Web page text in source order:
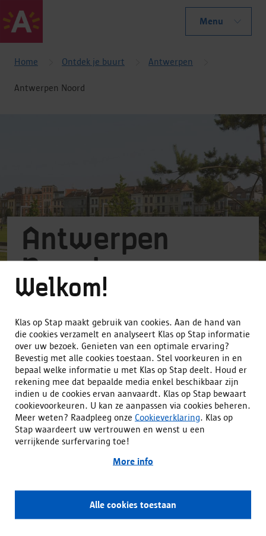
Welkom!
Klas op Stap maakt gebruik van cookies. Aan de hand van
die cookies verzamelt en analyseert Klas op Stap informatie
over uw bezoek. Genieten van een optimale ervaring?
Bevestig met alle cookies toestaan. Stel voorkeuren in en
bepaal welke informatie u met Klas op Stap deelt. Houd er
rekening mee dat bepaalde media enkel beschikbaar zijn
indien u de cookies ervan aanvaardt. Klas op Stap bewaart
cookievoorkeuren. U kan ze aanpassen via cookies beheren.
Meer weten? Raadpleeg onze Cookieverklaring. Klas op
Stap waardeert uw vertrouwen en wenst u een
verrijkende surfervaring toe!
More info
Alle cookies toestaan
Withdraw consent
Menu
Home Ontdek je buurt Antwerpen
Antwerpen Noord
Antwerpen
Noord
In je eigen buurt kan je veel beleven. Je kan genieten van het
groen in Park Spoor Noord, cultuur opsnuiven in het Oude
Badhuis of jouw leerlingen laten kennismaken met
verschillende lokale handelaars, de brandweer...
Meer suggesties vind je terug op hetstadsplan.
Vragen? Neem contact op!
Heb je vragen oversportactiviteitenmet je klas?
Contacteer Buurtsport viaBuurtsport.stuivenberg-
dam@antwerpen.be .
district.antwerpen@antwerpen.be
Heb je vragen over hetvrijetijdsaanbodin Antwerpen
Noord of merk je dat bepaalde gezinnen steun nodig